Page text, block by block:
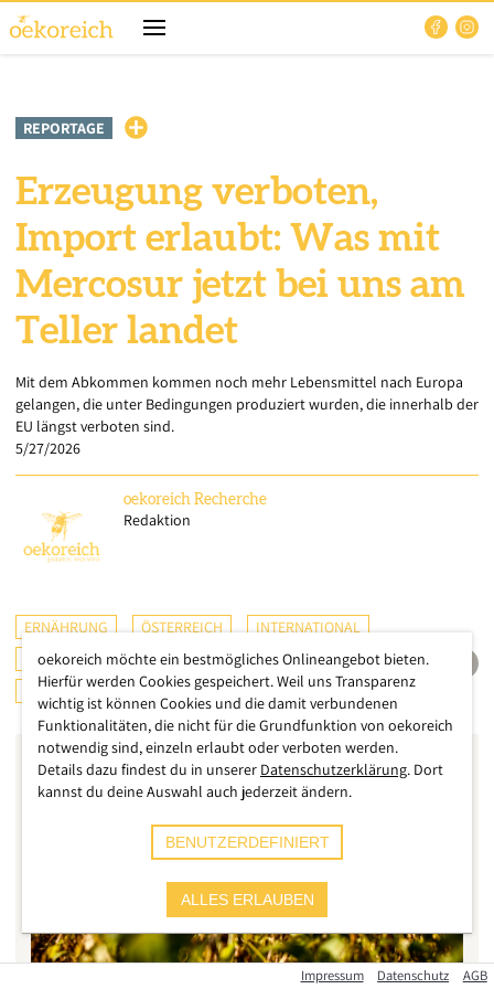
REPORTAGE
Erzeugung verboten,
Import erlaubt: Was mit
Mercosur jetzt bei uns am
Teller landet
Mit dem Abkommen kommen noch mehr Lebensmittel nach Europa
gelangen, die unter Bedingungen produziert wurden, die innerhalb der
EU längst verboten sind.
5/27/2026
oekoreich Recherche
Redaktion
ERNÄHRUNG ÖSTERREICH
INTERNATIONAL
LANDWIRTSCHAFT
ARTENVIELFALT
UMWELT
Impressum Datenschutz AGB
oekoreich möchte ein bestmögliches Onlineangebot bieten.
Hierfür werden Cookies gespeichert. Weil uns Transparenz
wichtig ist können Cookies und die damit verbundenen
Funktionalitäten, die nicht für die Grundfunktion von oekoreich
notwendig sind, einzeln erlaubt oder verboten werden.
Details dazu findest du in unserer Datenschutzerklärung. Dort
kannst du deine Auswahl auch jederzeit ändern.
BENUTZERDEFINIERT
ALLES ERLAUBEN